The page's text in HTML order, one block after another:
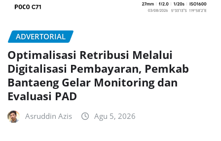
ADVERTORIAL
Optimalisasi Retribusi Melalui
Digitalisasi Pembayaran, Pemkab
Bantaeng Gelar Monitoring dan
Evaluasi PAD
Asruddin Azis Agu 5, 2026